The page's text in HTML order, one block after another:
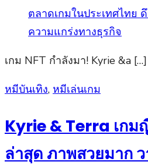
เกม NFT กำลังมา! Kyrie &a […]
Posted
หมีบันเทิง, หมีเล่นเกม
Kyrie & Terra เกม
ล่าสุด ภาพสวยมาก